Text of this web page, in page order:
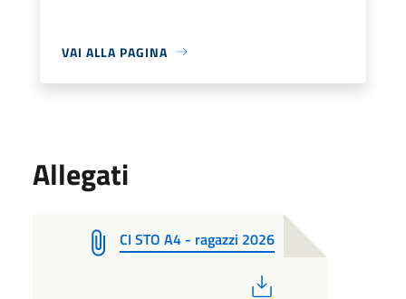
VAI ALLA PAGINA
Allegati
CI STO A4 - ragazzi 2026